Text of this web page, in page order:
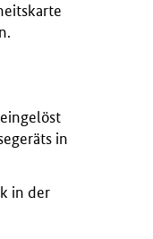
in
in der